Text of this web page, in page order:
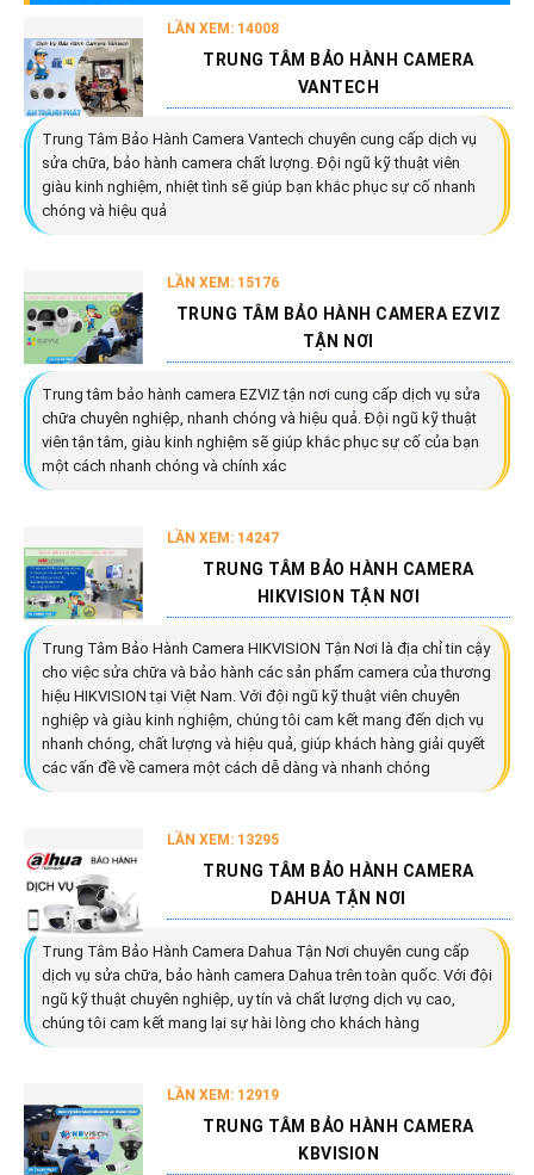
LẦN XEM: 14008
TRUNG TÂM BẢO HÀNH CAMERA
VANTECH
Trung Tâm Bảo Hành Camera Vantech chuyên cung cấp dịch vụ
sửa chữa, bảo hành camera chất lượng. Đội ngũ kỹ thuật viên
giàu kinh nghiệm, nhiệt tình sẽ giúp bạn khắc phục sự cố nhanh
chóng và hiệu quả
LẦN XEM: 15176
TRUNG TÂM BẢO HÀNH CAMERA EZVIZ
TẬN NƠI
Trung tâm bảo hành camera EZVIZ tận nơi cung cấp dịch vụ sửa
chữa chuyên nghiệp, nhanh chóng và hiệu quả. Đội ngũ kỹ thuật
viên tận tâm, giàu kinh nghiệm sẽ giúp khắc phục sự cố của bạn
một cách nhanh chóng và chính xác
LẦN XEM: 14247
TRUNG TÂM BẢO HÀNH CAMERA
HIKVISION TẬN NƠI
Trung Tâm Bảo Hành Camera HIKVISION Tận Nơi là địa chỉ tin cậy
cho việc sửa chữa và bảo hành các sản phẩm camera của thương
hiệu HIKVISION tại Việt Nam. Với đội ngũ kỹ thuật viên chuyên
nghiệp và giàu kinh nghiệm, chúng tôi cam kết mang đến dịch vụ
nhanh chóng, chất lượng và hiệu quả, giúp khách hàng giải quyết
các vấn đề về camera một cách dễ dàng và nhanh chóng
LẦN XEM: 13295
TRUNG TÂM BẢO HÀNH CAMERA
DAHUA TẬN NƠI
Trung Tâm Bảo Hành Camera Dahua Tận Nơi chuyên cung cấp
dịch vụ sửa chữa, bảo hành camera Dahua trên toàn quốc. Với đội
ngũ kỹ thuật chuyên nghiệp, uy tín và chất lượng dịch vụ cao,
chúng tôi cam kết mang lại sự hài lòng cho khách hàng
LẦN XEM: 12919
TRUNG TÂM BẢO HÀNH CAMERA
KBVISION